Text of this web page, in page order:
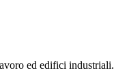
ed edifici industriali.